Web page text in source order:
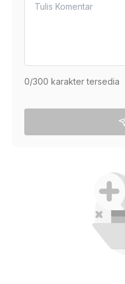
0/300 karakter tersedia